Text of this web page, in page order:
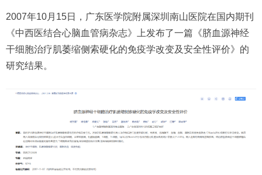
2007年10月15日，广东医学院附属深圳南山医院在国内期刊
《中西医结合心脑血管病杂志》上发布了一篇《脐血源神经
干细胞治疗肌萎缩侧索硬化的免疫学改变及安全性评价》的
研究结果。